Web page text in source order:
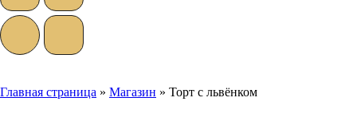
Главная страница » Магазин » Торт с львёнком